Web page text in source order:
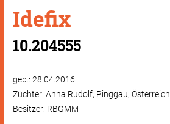
Idefix
10.204555
geb.: 28.04.2016
Züchter: Anna Rudolf, Pinggau, Österreich
Besitzer: RBGMM